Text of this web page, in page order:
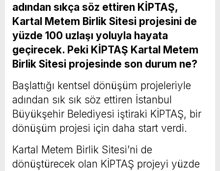
adından sıkça söz ettiren KİPTAŞ,
Kartal Metem Birlik Sitesi projesini de
yüzde 100 uzlaşı yoluyla hayata
geçirecek. Peki KİPTAŞ Kartal Metem
Birlik Sitesi projesinde son durum ne?
Başlattığı kentsel dönüşüm projeleriyle
adından sık sık söz ettiren İstanbul
Büyükşehir Belediyesi iştiraki KİPTAŞ, bir
dönüşüm projesi için daha start verdi.
Kartal Metem Birlik Sitesi’ni de
dönüştürecek olan KİPTAŞ projeyi yüzde